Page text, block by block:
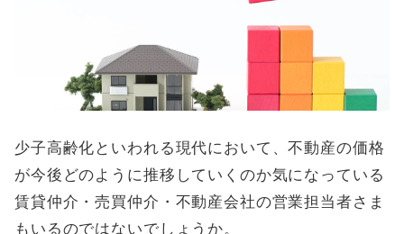
少子高齢化といわれる現代において、不動産の価格
が今後どのように推移していくのか気になっている
賃貸仲介・売買仲介・不動産会社の営業担当者さま
もいるのではないでしょうか。